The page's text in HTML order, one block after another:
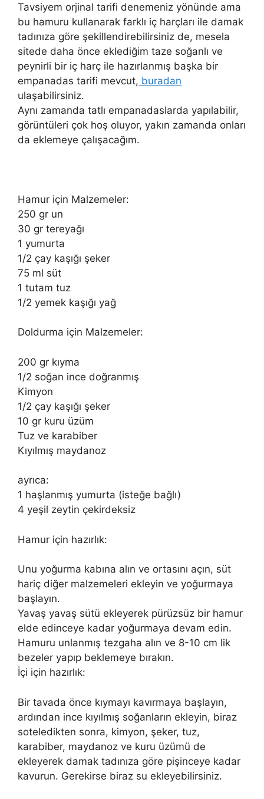
Tavsiyem orjinal tarifi denemeniz yönünde ama
bu hamuru kullanarak farklı iç harçları ile damak
tadınıza göre şekillendirebilirsiniz de, mesela
sitede daha önce eklediğim taze soğanlı ve
peynirli bir iç harç ile hazırlanmış başka bir
empanadas tarifi mevcut, buradan
ulaşabilirsiniz.
Aynı zamanda tatlı empanadaslarda yapılabilir,
görüntüleri çok hoş oluyor, yakın zamanda onları
da eklemeye çalışacağım.
Hamur için Malzemeler:
250 gr un
30 gr tereyağı
1 yumurta
1/2 çay kaşığı şeker
75 ml süt
1 tutam tuz
1/2 yemek kaşığı yağ
Doldurma için Malzemeler:
200 gr kıyma
1/2 soğan ince doğranmış
Kimyon
1/2 çay kaşığı şeker
10 gr kuru üzüm
Tuz ve karabiber
Kıyılmış maydanoz
ayrıca:
1 haşlanmış yumurta (isteğe bağlı)
4 yeşil zeytin çekirdeksiz
Hamur için hazırlık:
Unu yoğurma kabına alın ve ortasını açın, süt
hariç diğer malzemeleri ekleyin ve yoğurmaya
başlayın.
Yavaş yavaş sütü ekleyerek pürüzsüz bir hamur
elde edinceye kadar yoğurmaya devam edin.
Hamuru unlanmış tezgaha alın ve 8-10 cm lik
bezeler yapıp beklemeye bırakın.
İçi için hazırlık:
Bir tavada önce kıymayı kavırmaya başlayın,
ardından ince kıyılmış soğanların ekleyin, biraz
soteledikten sonra, kimyon, şeker, tuz,
karabiber, maydanoz ve kuru üzümü de
ekleyerek damak tadınıza göre pişinceye kadar
kavurun. Gerekirse biraz su ekleyebilirsiniz.